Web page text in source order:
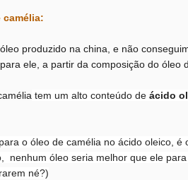
produzido na china, e não
ele, a partir da composição do óleo
tem um alto conteúdo de ácido
o óleo de camélia no ácido oleico, é
nenhum óleo seria melhor que ele
né?)